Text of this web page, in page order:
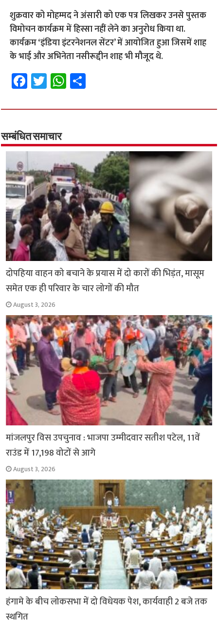
शुक्रवार को मोहम्मद ने अंसारी को एक पत्र लिखकर उनसे पुस्तक
विमोचन कार्यक्रम में हिस्सा नहीं लेने का अनुरोध किया था.
कार्यक्रम ‘इंडिया इंटरनेशनल सेंटर’ में आयोजित हुआ जिसमें शाह
के भाई और अभिनेता नसीरूद्दीन शाह भी मौजूद थे.
Fa
ce
b
o
o
k
T
wi
tt
er
W
h
at
p
p
ar
सम्बंधित समाचार
दोपहिया वाहन को बचाने के प्रयास में दो कारों की भिड़ंत, मासूम
समेत एक ही परिवार के चार लोगों की मौत
August 3, 2026
मांजलपुर विस उपचुनाव : भाजपा उम्मीदवार सतीश पटेल, 11वें
राउंड में 17,198 वोटों से आगे
August 3, 2026
हंगामे के बीच लोकसभा में दो विधेयक पेश, कार्यवाही 2 बजे तक
स्थगित